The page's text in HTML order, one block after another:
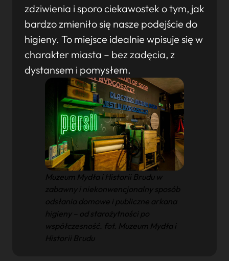
zdziwienia i sporo ciekawostek o tym, jak
bardzo zmieniło się nasze podejście do
higieny. To miejsce idealnie wpisuje się w
charakter miasta – bez zadęcia, z
dystansem i pomysłem.
Muzeum Mydła i Historii Brudu w
zabawny i niekonwencjonalny sposób
odsłania domowe i publiczne arkana
higieny – od starożytności po
współczesność. fot. Muzeum Mydła i
Historii Brudu